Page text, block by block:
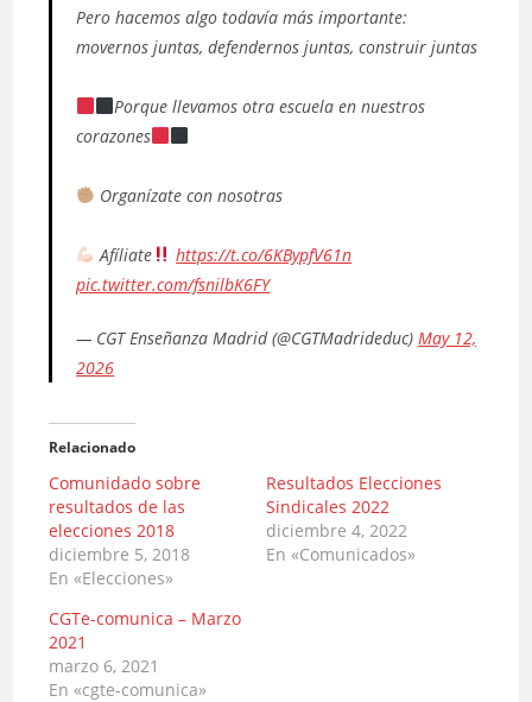
Pero hacemos algo todavía más importante:
movernos juntas, defendernos juntas, construir juntas
Porque llevamos otra escuela en nuestros
corazones
Organízate con nosotras
Afíliate
https://t.co/6KBypfV61n
pic.twitter.com/fsnilbK6FY
— CGT Enseñanza Madrid (@CGTMadrideduc)May 12,
2026
Relacionado
Comunidado sobre
resultados de las
elecciones 2018
diciembre 5, 2018
En «Elecciones»
Resultados Elecciones
Sindicales 2022
diciembre 4, 2022
En «Comunicados»
CGTe-comunica – Marzo
2021
marzo 6, 2021
En «cgte-comunica»